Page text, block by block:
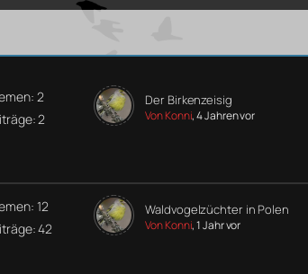
2
2
Der Birkenzeisig
Von Konni, 4 Jahren vor
12
42
Waldvogelzüchter in Polen
Von Konni, 1 Jahr vor